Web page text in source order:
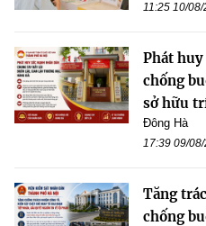
11:25 10/
Phát
chống
sở hữu
Đông Hà
17:39 09/
Tăng
chống